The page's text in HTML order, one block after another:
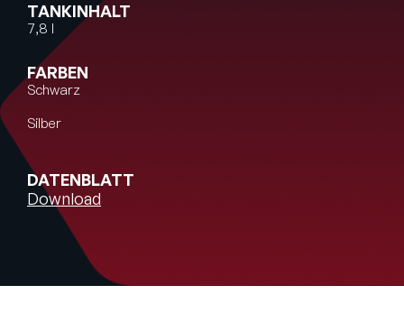
TANKINHALT
7,8 l
FARBEN
Schwarz
Silber
DATENBLATT
Download